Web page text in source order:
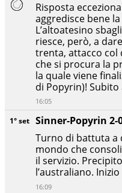
1° set Sinner-Popyrin 2-
Turno di battuta a
mondo che
il servizio.
l’australiano.
16:09
Risposta
aggredisce bene
L’altoatesino
riesce, però, a
trenta, attacco col
che si procura la
la quale viene
di Popyrin)! Subito
16:05